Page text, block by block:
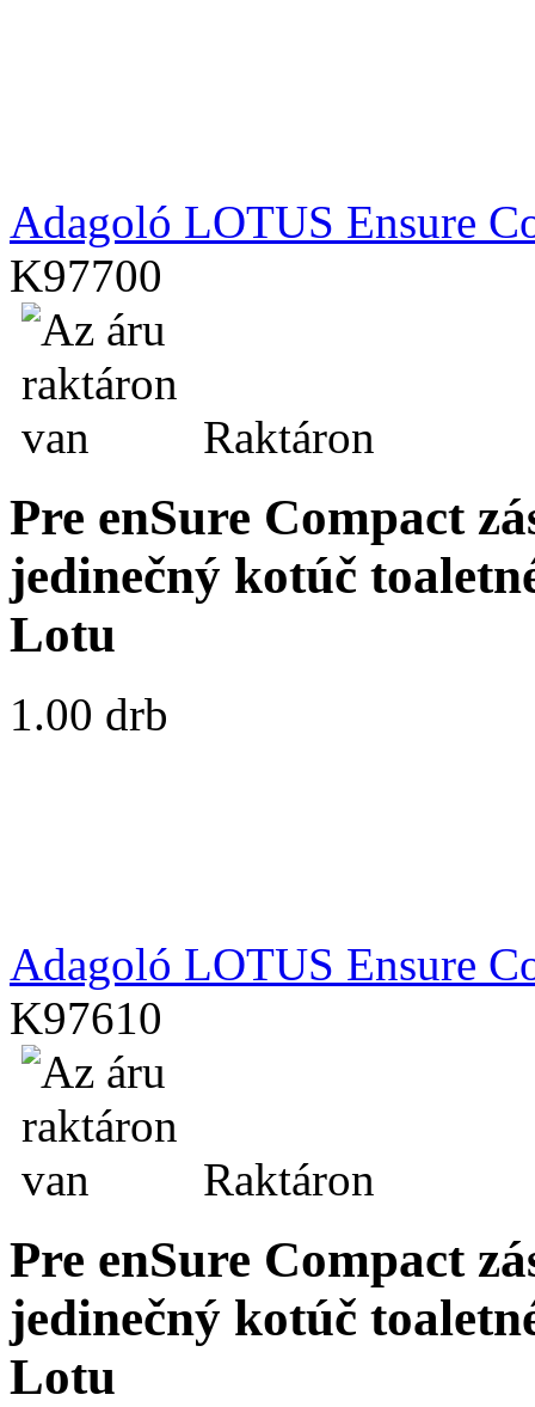
Adagoló LOTUS Ensure
K97700
Raktáron
Pre enSure Compact
jedinečný kotúč
Lotu
1.00 drb
Adagoló LOTUS Ensure
K97610
Raktáron
Pre enSure Compact
jedinečný kotúč
Lotu